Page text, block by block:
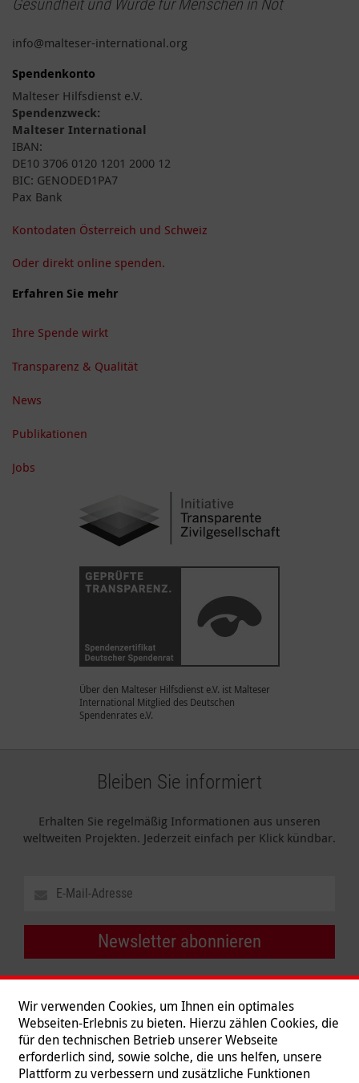
info@malteser-international.org
Spendenkonto
Malteser Hilfsdienst e.V.
Spendenzweck:
Malteser International
IBAN:
DE10 3706 0120 1201 2000 12
BIC: GENODED1PA7
Pax Bank
Kontodaten Österreich und Schweiz
Oder direkt online spenden.
Erfahren Sie mehr
Ihre Spende wirkt
Transparenz & Qualität
News
Publikationen
Jobs
Über den Malteser Hilfsdienst e.V. ist Malteser
International Mitglied des Deutschen
Spendenrates e.V.
Bleiben Sie informiert
Erhalten Sie regelmäßig Informationen aus unseren
weltweiten Projekten. Jederzeit einfach per Klick kündbar.
Newsletter abonnieren
Wir verwenden Cookies, um Ihnen ein optimales
Webseiten-Erlebnis zu bieten. Hierzu zählen Cookies, die
für den technischen Betrieb unserer Webseite
erforderlich sind, sowie solche, die uns helfen, unsere
Plattform zu verbessern und zusätzliche Funktionen